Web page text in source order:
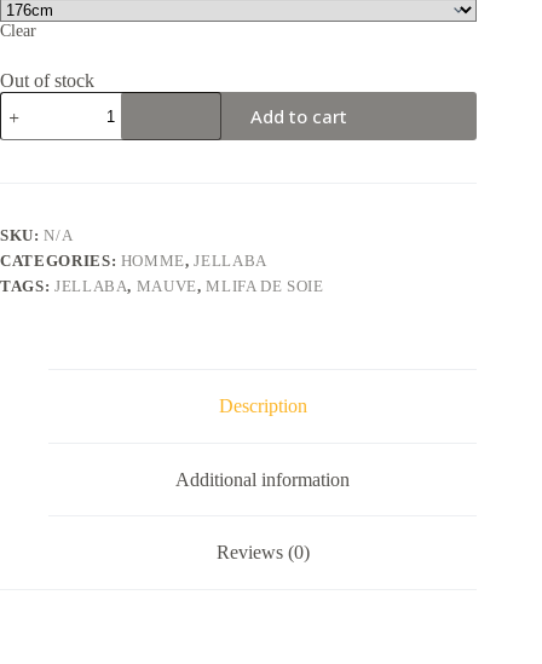
Clear
Out of stock
Jellaba
hommes
mlifa
quantity
Add to cart
SKU:N/A
CATEGORIES: HOMME,JELLABA
TAGS: JELLABA, MAUVE,MLIFA DE SOIE
Description
Additional information
Reviews (0)